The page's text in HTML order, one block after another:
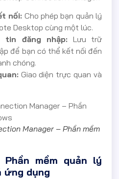
nối: Cho phép bạn quản lý
Desktop cùng một lúc.
đăng nhập: Lưu trữ
để bạn có thể kết nối đến
chóng.
Giao diện trực quan và
Manager – Phần mềm
mềm quản lý
ứng dụng